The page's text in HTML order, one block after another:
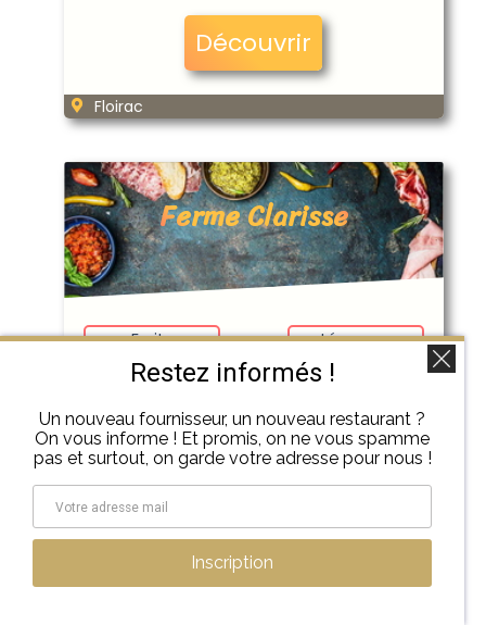
Découvrir
Floirac
Ferme Clarisse
Fruits Légumes
Découvrir
Kaysersberg
Cool Potager –
Restez informés !
Un nouveau fournisseur, un nouveau restaurant ?
On vous informe ! Et promis, on ne vous spamme
pas et surtout, on garde votre adresse pour nous !
Inscription